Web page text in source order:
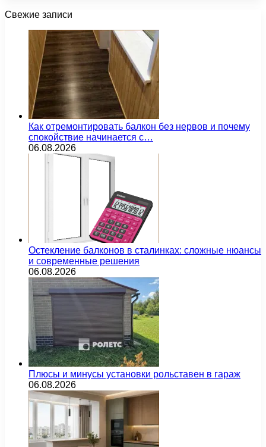
Свежие записи
Как отремонтировать балкон без нервов и почему
спокойствие начинается с…
06.08.2026
Остекление балконов в сталинках: сложные нюансы
и современные решения
06.08.2026
Плюсы и минусы установки рольставен в гараж
06.08.2026